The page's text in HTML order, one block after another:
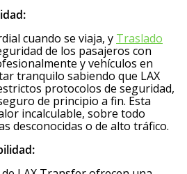
cuando se viaja, y Traslado
de los pasajeros con
y vehículos en
tranquilo sabiendo que LAX
protocolos de seguridad,
de principio a fin. Esta
incalculable, sobre todo
desconocidas o de alto tráfico.